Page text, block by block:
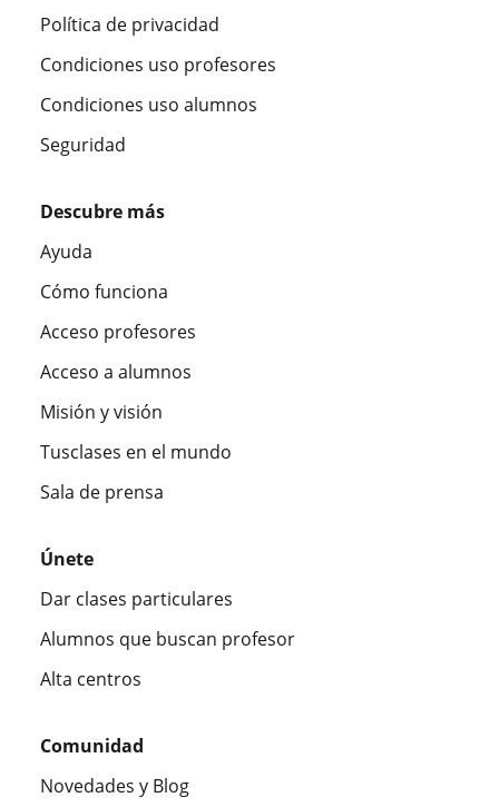
Política de privacidad
Condiciones uso profesores
Condiciones uso alumnos
Seguridad
Descubre más
Ayuda
Cómo funciona
Acceso profesores
Acceso a alumnos
Misión y visión
Tusclases en el mundo
Sala de prensa
Únete
Dar clases particulares
Alumnos que buscan profesor
Alta centros
Comunidad
Novedades y Blog